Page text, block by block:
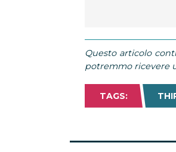
Questo articolo
potremmo ricevere
TAGS: